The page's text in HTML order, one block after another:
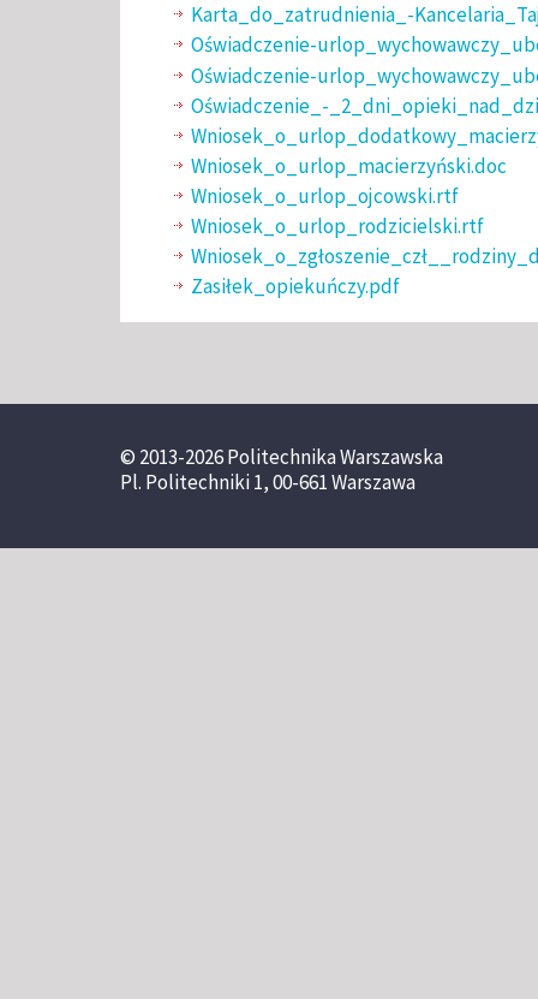
Karta_do_zatrudnienia_-
Oświadczenie-
Oświadczenie-
Oświadczenie_-
Wniosek_o_urlop_macierzyński.doc
Wniosek_o_urlop_ojcowski.rtf
Wniosek_o_urlop_rodzicielski.rtf
Zasiłek_opiekuńczy.pdf
© 2013-2026 Politechnika Warszawska
Pl. Politechniki 1, 00-661 Warszawa